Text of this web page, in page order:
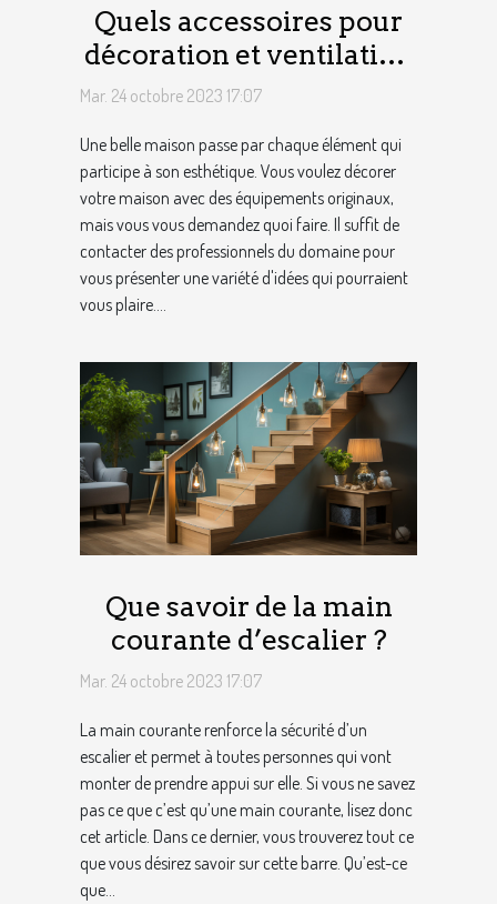
Quels accessoires pour
décoration et ventilation
de maison ?
Mar. 24 octobre 2023 17:07
Une belle maison passe par chaque élément qui
participe à son esthétique. Vous voulez décorer
votre maison avec des équipements originaux,
mais vous vous demandez quoi faire. Il suffit de
contacter des professionnels du domaine pour
vous présenter une variété d'idées qui pourraient
vous plaire....
Que savoir de la main
courante d’escalier ?
Mar. 24 octobre 2023 17:07
La main courante renforce la sécurité d’un
escalier et permet à toutes personnes qui vont
monter de prendre appui sur elle. Si vous ne savez
pas ce que c’est qu’une main courante, lisez donc
cet article. Dans ce dernier, vous trouverez tout ce
que vous désirez savoir sur cette barre. Qu’est-ce
que...